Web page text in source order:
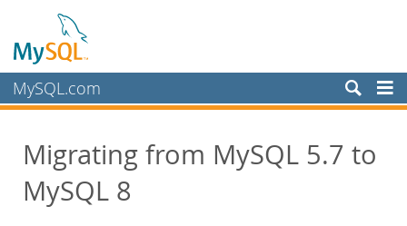
MySQL.com
サービス
パートナー
Migrating from MySQL 5.7 to
MySQL 8